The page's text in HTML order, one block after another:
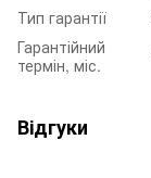
Тип гарантії
Гарантійний
термін, міс.
Відгуки